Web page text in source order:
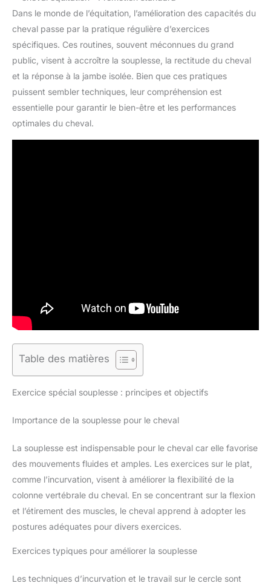
Dans le monde de l’équitation, l’amélioration des capacités du
cheval passe par la pratique régulière d’exercices
spécifiques. Ces routines, souvent méconnues du grand
public, visent à accroître la souplesse, la rectitude du cheval
et la réponse à la jambe isolée. Bien que ces pratiques
puissent sembler techniques, leur compréhension est
essentielle pour garantir le bien-être et les performances
optimales du cheval.
Table des matières
Exercice spécial souplesse : principes et objectifs
Importance de la souplesse pour le cheval
La souplesse est indispensable pour le cheval car elle favorise
des mouvements fluides et amples. Les exercices sur le plat,
comme l’incurvation, visent à améliorer la flexibilité de la
colonne vertébrale du cheval. En se concentrant sur la flexion
et l’étirement des muscles, le cheval apprend à adopter les
postures adéquates pour divers exercices.
Exercices typiques pour améliorer la souplesse
Les techniques d’incurvation et le travail sur le cercle sont